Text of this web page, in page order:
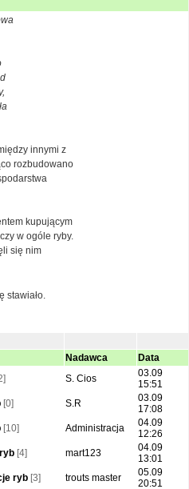
innymi z
rozbudowano
kupującym
w ogóle ryby.
się nim
stawiało.
Nadawca
Data
S. Cios
03.09
15:51
[0] S.R
03.09
17:08
[10] Administracja
04.09
12:26
[4] mart123
04.09
13:01
ryb [3] trouts master
05.09
20:51